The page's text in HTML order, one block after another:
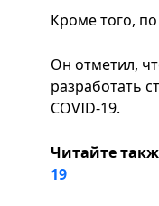
Кроме того,
Он отметил,
разработать
COVID-19.
Читайте
19